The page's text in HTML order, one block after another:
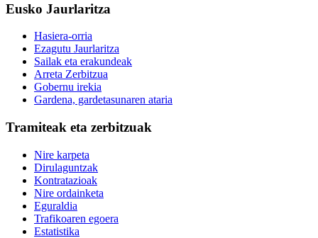
Eusko Jaurlaritza
Hasiera-orria
Ezagutu Jaurlaritza
Sailak eta erakundeak
Arreta Zerbitzua
Gobernu irekia
Gardena, gardetasunaren ataria
Tramiteak eta zerbitzuak
Nire karpeta
Dirulaguntzak
Kontratazioak
Nire ordainketa
Eguraldia
Trafikoaren egoera
Estatistika